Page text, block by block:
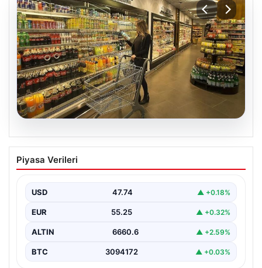
07.08.2026
Enflasyon verileri ne zaman
açıklanacak? 2026 TÜİK mart ayı
Piyasa Verileri
USD 47.74 ▲ +0.18%
EUR 55.25 ▲ +0.32%
ALTIN 6660.6 ▲ +2.59%
BTC 3094172 ▲ +0.03%